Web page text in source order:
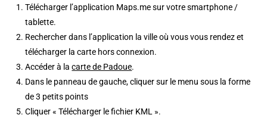
Télécharger l’application Maps.me sur votre smartphone /
tablette.
Rechercher dans l’application la ville où vous vous rendez et
télécharger la carte hors connexion.
Accéder à lacarte de Padoue.
Dans le panneau de gauche, cliquer sur le menu sous la forme
de 3 petits points
Cliquer « Télécharger le fichier KML ».